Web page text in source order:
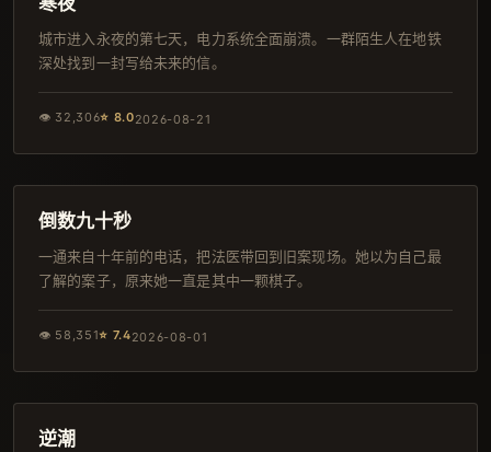
城市进入永夜的第七天，电力系统全面崩溃。一群陌生人在地铁
深处找到一封写给未来的信。
👁 32,306⭐ 8.02026-08-21
韩剧
倒数九十秒
一通来自十年前的电话，把法医带回到旧案现场。她以为自己最
了解的案子，原来她一直是其中一颗棋子。
👁 58,351⭐ 7.42026-08-01
韩剧
逆潮